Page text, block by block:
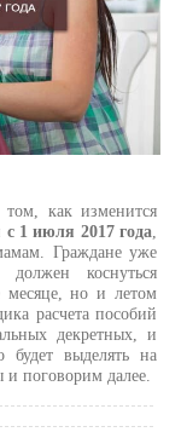
том, как изменится
с 1 июля 2017 года,
Граждане уже
коснуться
месяце, но и летом
расчета пособий
декретных, и
выделять на
поговорим далее.